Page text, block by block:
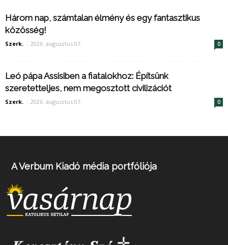
Három nap, számtalan élmény és egy fantasztikus
közösség!
Szerk. - 2026. augusztus 07. 0
Leó pápa Assisiben a fiatalokhoz: Építsünk
szeretetteljes, nem megosztott civilizációt
Szerk. - 2026. augusztus 07. 0
A Verbum Kiadó média portfóliója